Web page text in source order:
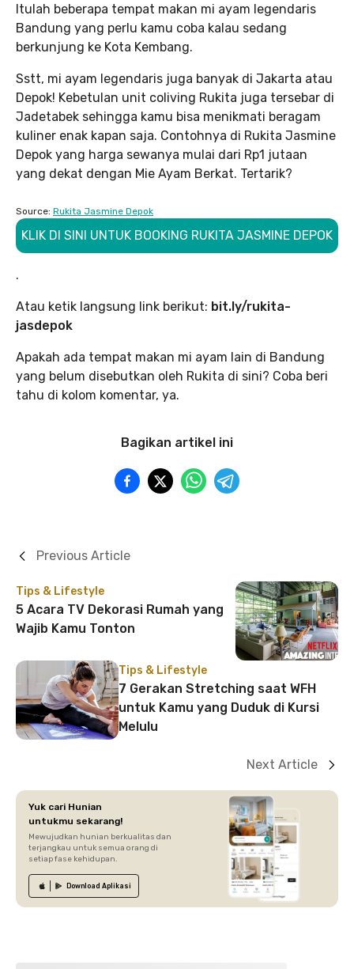
Itulah beberapa tempat makan mi ayam legendaris
Bandung yang perlu kamu coba kalau sedang
berkunjung ke Kota Kembang.
Sstt, mi ayam legendaris juga banyak di Jakarta atau
Depok! Kebetulan unit coliving Rukita juga tersebar di
Jadetabek sehingga kamu bisa menikmati beragam
kuliner enak kapan saja. Contohnya di Rukita Jasmine
Depok yang harga sewanya mulai dari Rp1 jutaan
yang dekat dengan Mie Ayam Berkat. Tertarik?
Source: Rukita Jasmine Depok
KLIK DI SINI UNTUK BOOKING RUKITA JASMINE DEPOK
.
Atau ketik langsung link berikut: bit.ly/rukita-
jasdepok
Apakah ada tempat makan mi ayam lain di Bandung
yang belum disebutkan oleh Rukita di sini? Coba beri
tahu di kolom komentar, ya.
Bagikan artikel ini
Tips & Lifestyle
5 Acara TV Dekorasi Rumah yang
Wajib Kamu Tonton
Previous Article
Tips & Lifestyle
7 Gerakan Stretching saat WFH
untuk Kamu yang Duduk di Kursi
Melulu
Next Article
Yuk cari Hunian
untukmu sekarang!
Mewujudkan hunian berkualitas dan
terjangkau untuk semua orang di
setiap fase kehidupan.
Download Aplikasi